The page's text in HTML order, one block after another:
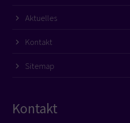
Aktuelles
Kontakt
Sitemap
Kontakt